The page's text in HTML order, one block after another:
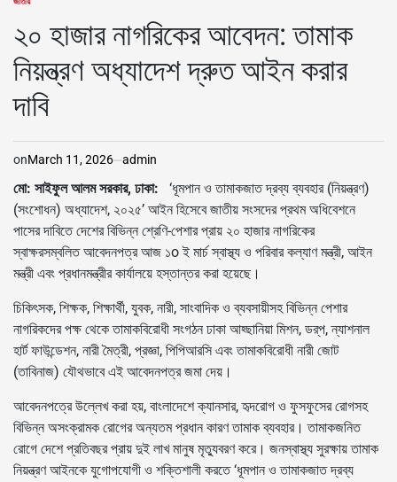
POSTED
২০ হাজার নাগরিকের আবেদন: তামাক
নিয়ন্ত্রণ অধ্যাদেশ দ্রুত আইন করার
দাবি
onMarch 11, 2026 admin
মো: সাইফুল আলম সরকার, ঢাকা:
‘ধূমপান ও তামাকজাত দ্রব্য ব্যবহার (নিয়ন্ত্রণ)
(সংশোধন) অধ্যাদেশ, ২০২৫’ আইন হিসেবে জাতীয় সংসদের প্রথম অধিবেশনে
পাসের দাবিতে দেশের বিভিন্ন শ্রেণি-পেশার প্রায় ২০ হাজার নাগরিকের
স্বাক্ষরসম্বলিত আবেদনপত্র আজ ১o ই মার্চ স্বাস্থ্য ও পরিবার কল্যাণ মন্ত্রী, আইন
মন্ত্রী এবং প্রধানমন্ত্রীর কার্যালয়ে হস্তান্তর করা হয়েছে।
চিকিৎসক, শিক্ষক, শিক্ষার্থী, যুবক, নারী, সাংবাদিক ও ব্যবসায়ীসহ বিভিন্ন পেশার
নাগরিকদের পক্ষ থেকে তামাকবিরোধী সংগঠন ঢাকা আহ্ছানিয়া মিশন, ডর্‌প, ন্যাশনাল
হার্ট ফাউন্ডেশন, নারী মৈত্রী, প্রজ্ঞা, পিপিআরসি এবং তামাকবিরোধী নারী জোট
(তাবিনাজ) যৌথভাবে এই আবেদনপত্র জমা দেয়।
আবেদনপত্রে উল্লেখ করা হয়, বাংলাদেশে ক্যানসার, হৃদরোগ ও ফুসফুসের রোগসহ
বিভিন্ন অসংক্রামক রোগের অন্যতম প্রধান কারণ তামাক ব্যবহার। তামাকজনিত
রোগে দেশে প্রতিবছর প্রায় দুই লাখ মানুষ মৃত্যুবরণ করে। জনস্বাস্থ্য সুরক্ষায় তামাক
নিয়ন্ত্রণ আইনকে যুগোপযোগী ও শক্তিশালী করতে ‘ধূমপান ও তামাকজাত দ্রব্য